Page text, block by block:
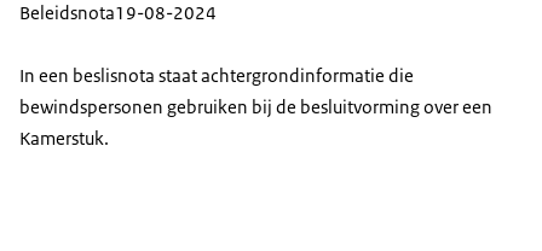
Beleidsnota19-08-2024
In een beslisnota staat achtergrondinformatie die
bewindspersonen gebruiken bij de besluitvorming over een
Kamerstuk.